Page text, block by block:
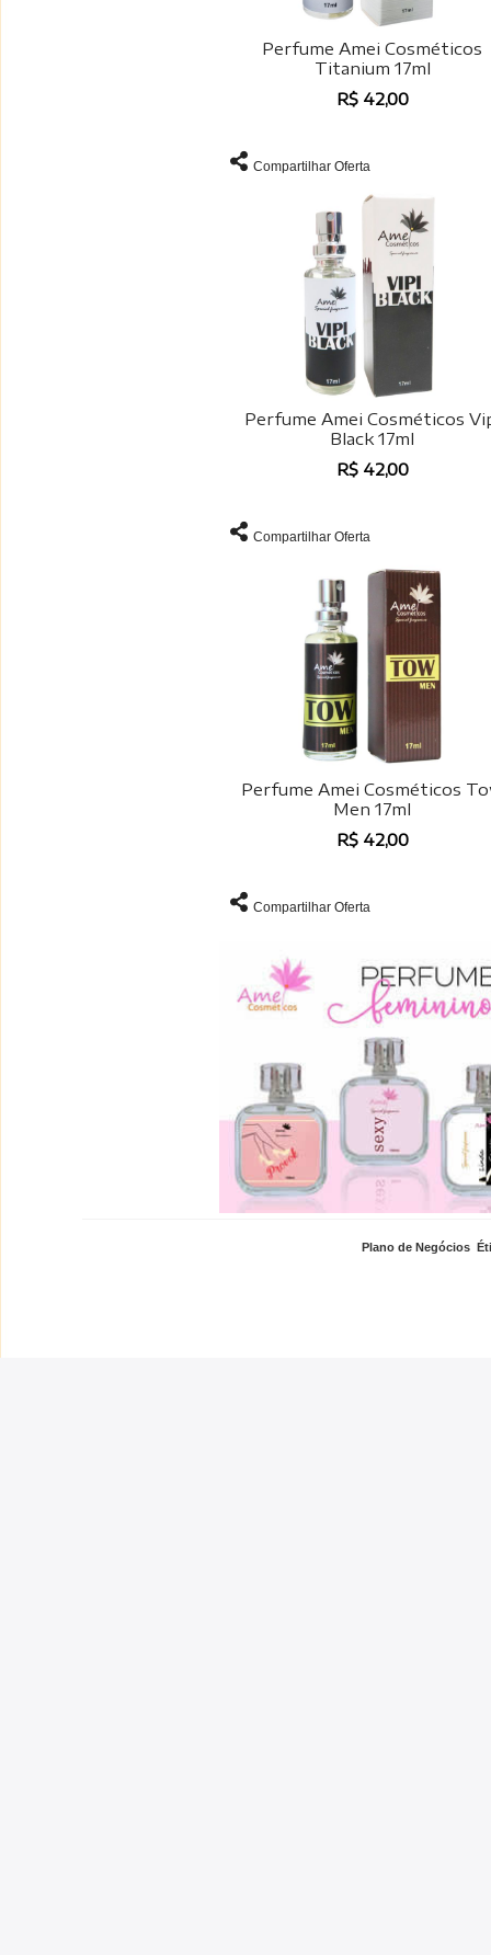
Perfume Amei Cosméticos
Titanium 17ml
R$ 42,00
Compartilhar Oferta
Perfume Amei Cosméticos
Black 17ml
R$ 42,00
Compartilhar Oferta
Perfume Amei Cosméticos
Men 17ml
R$ 42,00
Compartilhar Oferta
Plano de Negócios ,